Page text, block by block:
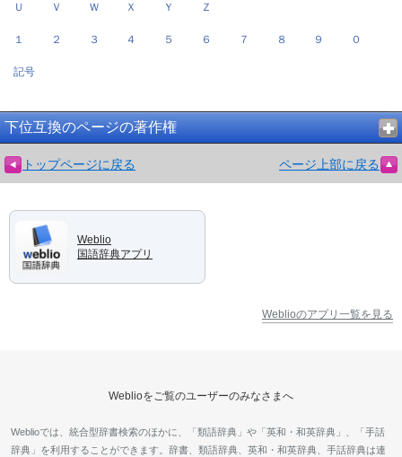
Ｕ Ｖ Ｗ Ｘ Ｙ Ｚ
１ ２ ３ ４ ５ ６ ７ ８ ９ ０
記号
下位互換のページの著作権
トップページに戻る ページ上部に戻る
Weblio
国語辞典アプリ
Weblioのアプリ一覧を見る
Weblioをご覧のユーザーのみなさまへ
Weblioでは、統合型辞書検索のほかに、「類語辞典」や「英和・和英辞典」、「手話
辞典」を利用することができます。辞書、類語辞典、英和・和英辞典、手話辞典は連